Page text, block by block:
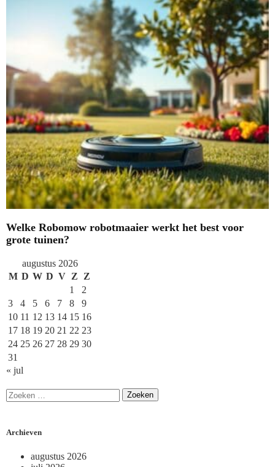
Welke Robomow robotmaaier werkt het best voor
grote tuinen?
augustus 2026
M D W D V Z Z
1
2
3
4 5 6 7 8
9
10 11 12 13 14 15 16
17 18 19 20 21 22 23
24 25 26 27 28 29 30
31
« jul
Archieven
augustus 2026